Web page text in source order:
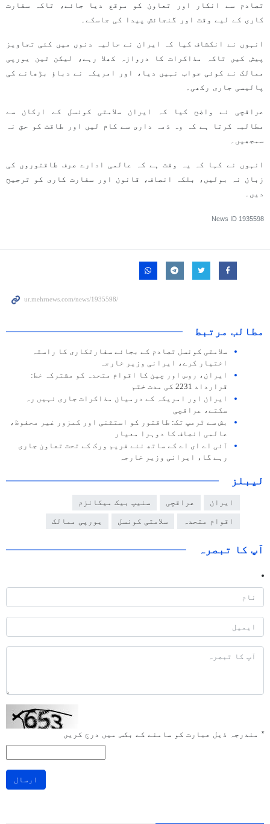
تصادم سے انکار اور تعاون کو موقع دیا جائے، تاکہ سفارت
کاری کے لیے وقت اور گنجائش پیدا کی جاسکے۔
انہوں نے انکشاف کیا کہ ایران نے حالیہ دنوں میں کئی تجاویز
پیش کیں تاکہ مذاکرات کا دروازہ کھلا رہے، لیکن تین یورپی
ممالک نے کوئی جواب نہیں دیا، اور امریکہ نے دباؤ بڑھانے کی
پالیسی جاری رکھی۔
عراقچی نے واضح کیا کہ ایران سلامتی کونسل کے ارکان سے
مطالبہ کرتا ہے کہ وہ ذمہ داری سے کام لیں اور طاقت کو حق نہ
سمجھیں۔
انہوں نے کہا کہ یہ وقت ہے کہ عالمی ادارے صرف طاقتوروں کی
زبان نہ بولیں، بلکہ انصاف، قانون اور سفارت کاری کو ترجیح
دیں۔
News ID 1935598
مطالب مرتبط
سلامتی کونسل تصادم کے بجائے سفارتکاری کا راستہ
اختیار کرے، ایرانی وزیر خارجہ
ایران، روس اور چین کا اقوام متحدہ کو مشترکہ خط:
قرارداد 2231 کی مدت ختم
ایران اور امریکہ کے درمیان مذاکرات جاری نہیں رہ
سکتے، عراقچی
بش سے ٹرمپ تک: طاقتور کو استثنی اور کمزور غیر محفوظ،
عالمی انصاف کا دوہرا معیار
آئی اے ای اے کے ساتھ نئے فریم ورک کے تحت تعاون جاری
رہے گا، ایرانی وزیر خارجہ
لیبلز
ایران عراقچی سنیپ بیک میکانزم
اقوام متحدہ سلامتی کونسل یورپی ممالک
آپ کا تبصرہ
* مندرجہ ذیل عبارت کو سامنے کے بکس میں درج کریں
ارسال